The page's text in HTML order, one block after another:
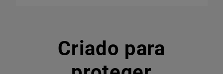
Criado para